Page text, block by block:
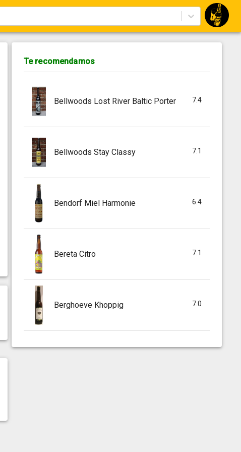
Te recomendamos
Bellwoods Lost River Baltic Porter 7.4
Bellwoods Stay Classy 7.1
Bendorf Miel Harmonie 6.4
Bereta Citro 7.1
Berghoeve Khoppig 7.0